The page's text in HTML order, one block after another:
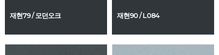
재현79 / 모던오크 재현90 / L084